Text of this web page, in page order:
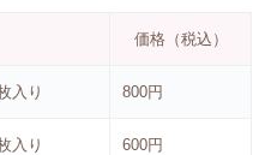
価格（税込）
入り 800円
入り 600円